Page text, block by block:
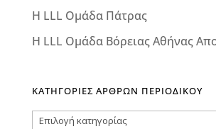
Η LLL Ομάδα Πάτρας
Η LLL Ομάδα Βόρειας Αθήνας
ΚΑΤΗΓΟΡΙΕΣ ΑΡΘΡΩΝ ΠΕΡΙΟΔΙΚΟΥ
ΚΑΤΗΓΟΡΙΕΣ